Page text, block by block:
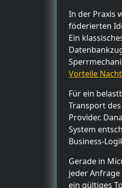
In der Praxis
föderierten
Ein
Vorteile
Für ein
Transport
Provider.
System
Business-
Gerade in
jeder
ein gültiges